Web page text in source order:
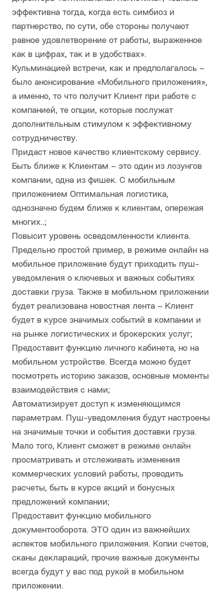
эффективна тогда, когда есть симбиоз и
партнерство, по сути, обе стороны получают
равное удовлетворение от работы, выраженное
как в цифрах, так и в удобствах».
Кульминацией встречи, как и предполагалось –
было анонсирование «Мобильного приложения»,
а именно, то что получит Клиент при работе с
компанией, те опции, которые послужат
дополнительным стимулом к эффективному
сотрудничеству.
Придаст новое качество клиентскому сервису.
Быть ближе к Клиентам – это один из лозунгов
компании, одна из фишек. С мобильным
приложением Оптимальная логистика,
однозначно будем ближе к клиентам, опережая
многих..;
Повысит уровень осведомленности клиента.
Предельно простой пример, в режиме онлайн на
мобильное приложение будут приходить пуш-
уведомления о ключевых и важных событиях
доставки груза. Также в мобильном приложении
будет реализована новостная лента – Клиент
будет в курсе значимых событий в компании и
на рынке логистических и брокерских услуг;
Предоставит функцию личного кабинета, но на
мобильном устройстве. Всегда можно будет
посмотреть историю заказов, основные моменты
взаимодействия с нами;
Автоматизирует доступ к изменяющимся
параметрам. Пуш-уведомления будут настроены
на значимые точки и события доставки груза.
Мало того, Клиент сможет в режиме онлайн
просматривать и отслеживать изменения
коммерческих условий работы, проводить
расчеты, быть в курсе акций и бонусных
предложений компании;
Предоставит функцию мобильного
документооборота. ЭТО один из важнейших
аспектов мобильного приложения. Копии счетов,
сканы деклараций, прочие важные документы
всегда будут у вас под рукой в мобильном
приложении.